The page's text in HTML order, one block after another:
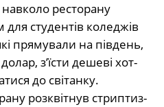
ресторану
для студентів коледжів
прямували на південь,
з’їсти дешеві хот-
до світанку.
розквітнув стриптиз-